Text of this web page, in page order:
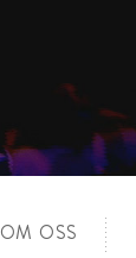
OM OSS